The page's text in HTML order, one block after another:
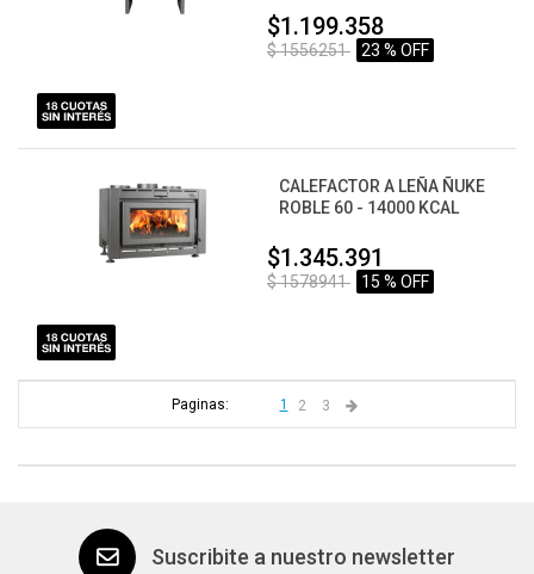
$1.199.358
$ 1556251 23 % OFF
CALEFACTOR A LEÑA ÑUKE
ROBLE 60 - 14000 KCAL
$1.345.391
$ 1578941 15 % OFF
Paginas: 1 2 3
Suscribite a nuestro newsletter